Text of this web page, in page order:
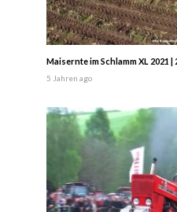
Maisernte im Schlamm XL 2021
5 Jahren ago